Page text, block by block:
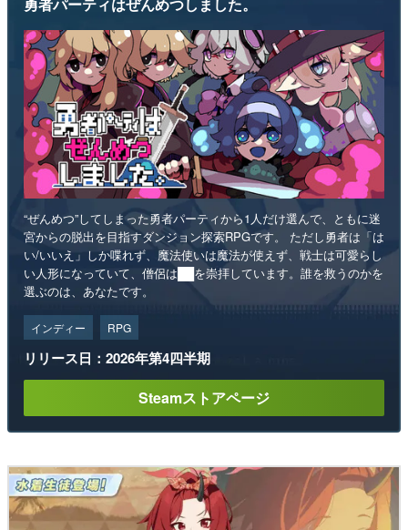
“ぜんめつ”してしまった勇者パーティから1人だけ選んで、ともに迷
宮からの脱出を目指すダンジョン探索RPGです。 ただし勇者は「は
い/いいえ」しか喋れず、魔法使いは魔法が使えず、戦士は可愛らし
い人形になっていて、僧侶は██を崇拝しています。誰を救うのかを
選ぶのは、あなたです。
インディー RPG
リリース日：2026年第4四半期
Steamストアページ